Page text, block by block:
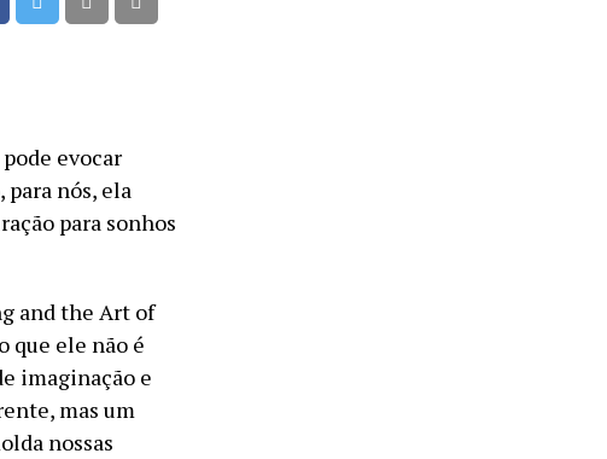
evocar
nós, ela
para sonhos
and the Art of
que ele não é
imaginação e
mas um
nossas